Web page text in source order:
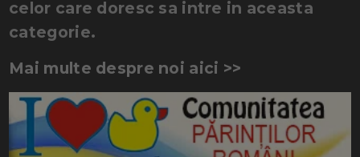
celor care doresc sa intre in aceasta
categorie.
Mai multe despre noi aici >>